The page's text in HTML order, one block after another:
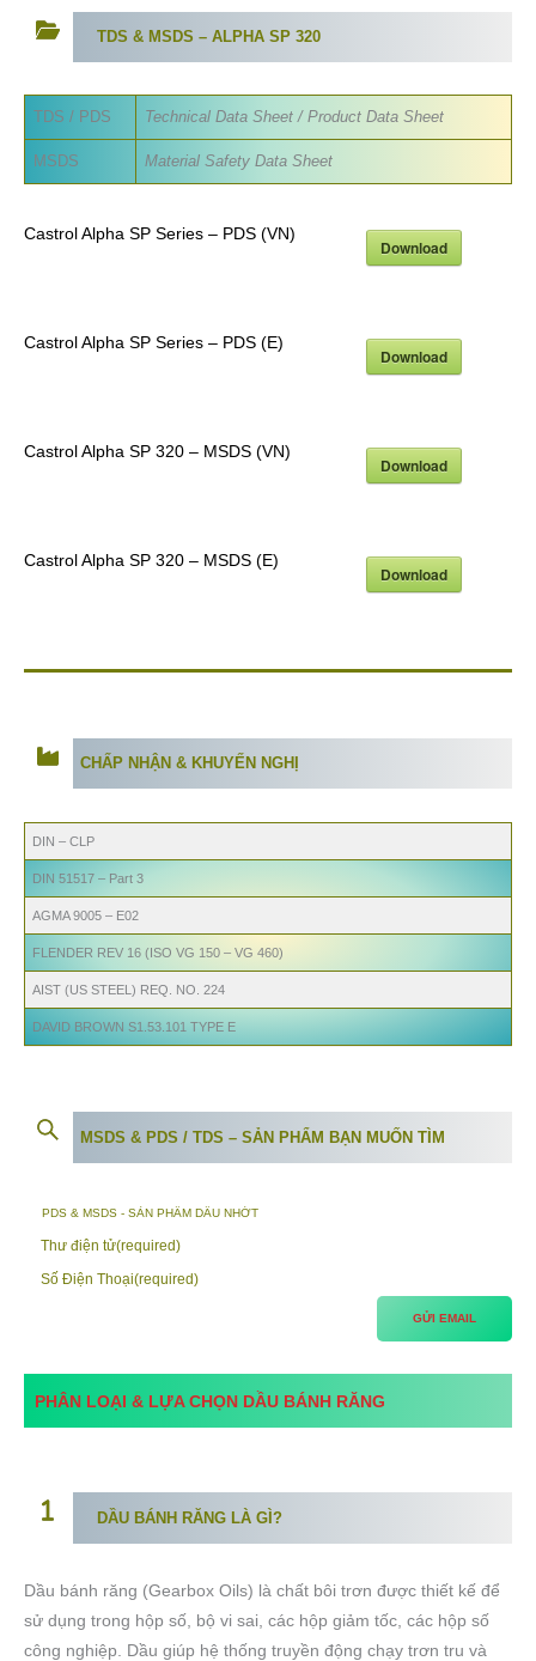
TDS & MSDS –ALPHA SP 320
TDS / PDS Technical Data Sheet / Product Data Sheet
MSDS Material Safety Data Sheet
Castrol Alpha SP Series – PDS (VN)
Download
Castrol Alpha SP Series – PDS (E)
Download
Castrol Alpha SP 320 – MSDS (VN)
Download
Castrol Alpha SP 320 – MSDS (E)
Download
CHẤP NHẬN & KHUYẾN NGHỊ
DIN – CLP
DIN 51517 – Part 3
AGMA 9005 – E02
FLENDER REV 16 (ISO VG 150 – VG 460)
AIST (US STEEL) REQ. NO. 224
DAVID BROWN S1.53.101 TYPE E
MSDS & PDS / TDS – SẢN PHẨM BẠN MUỐN TÌM
Thư điện tử(required)
Số Điện Thoại(required)
GỬI EMAIL
PHÂN LOẠI & LỰA CHỌN DẦU BÁNH RĂNG
DẦU BÁNH RĂNG LÀ GÌ?
Dầu bánh răng (Gearbox Oils) là chất bôi trơn được thiết kế để
sử dụng trong hộp số, bộ vi sai, các hộp giảm tốc, các hộp số
công nghiệp. Dầu giúp hệ thống truyền động chạy trơn tru và